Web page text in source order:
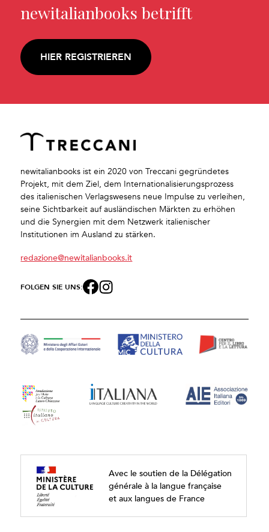
newitalianbooks betrifft
HIER REGISTRIEREN
newitalianbooks ist ein 2020 von Treccani gegründetes
Projekt, mit dem Ziel, dem Internationalisierungsprozess
des italienischen Verlagswesens neue Impulse zu verleihen,
seine Sichtbarkeit auf ausländischen Märkten zu erhöhen
und die Synergien mit dem Netzwerk italienischer
Institutionen im Ausland zu stärken.
redazione@newitalianbooks.it
FOLGEN SIE UNS:
Avec le soutien de la Délégation
générale à la langue française
et aux langues de France